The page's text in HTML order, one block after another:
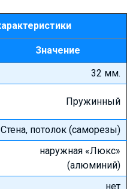
Значение
32 мм.
Пружинный
Стена, потолок (саморезы)
наружная «Люкс»
(алюминий)
нет